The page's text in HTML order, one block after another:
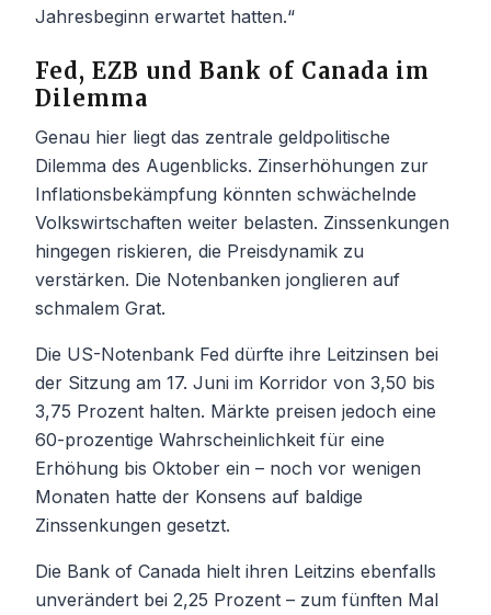
Jahresbeginn erwartet hatten.“
Fed, EZB und Bank of Canada im
Dilemma
Genau hier liegt das zentrale geldpolitische
Dilemma des Augenblicks. Zinserhöhungen zur
Inflationsbekämpfung könnten schwächelnde
Volkswirtschaften weiter belasten. Zinssenkungen
hingegen riskieren, die Preisdynamik zu
verstärken. Die Notenbanken jonglieren auf
schmalem Grat.
Die US-Notenbank Fed dürfte ihre Leitzinsen bei
der Sitzung am 17. Juni im Korridor von 3,50 bis
3,75 Prozent halten. Märkte preisen jedoch eine
60-prozentige Wahrscheinlichkeit für eine
Erhöhung bis Oktober ein – noch vor wenigen
Monaten hatte der Konsens auf baldige
Zinssenkungen gesetzt.
Die Bank of Canada hielt ihren Leitzins ebenfalls
unverändert bei 2,25 Prozent – zum fünften Mal